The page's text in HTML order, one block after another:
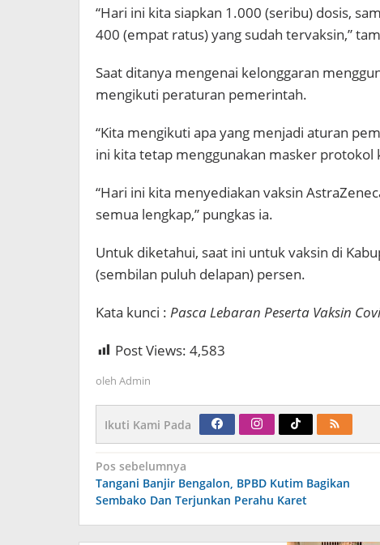
“Hari ini kita siapkan 1.000 (seribu) dosis,
400 (empat ratus) yang sudah tervaksin,”
Saat ditanya mengenai kelonggaran
mengikuti peraturan pemerintah.
“Kita mengikuti apa yang menjadi aturan
ini kita tetap menggunakan masker protokol
“Hari ini kita menyediakan vaksin
semua lengkap,” pungkas ia.
Untuk diketahui, saat ini untuk vaksin di
(sembilan puluh delapan) persen.
Kata kunci : Pasca Lebaran Peserta Vaksin
Post Views: 4,583
oleh Admin
Ikuti Kami Pada
Navigasi
pos
Pos sebelumnya
Tangani Banjir Bengalon, BPBD Kutim Bagikan
Sembako Dan Terjunkan Perahu Karet